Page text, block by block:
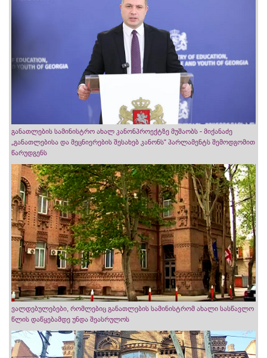
განათლების სამინისტრო ახალ კანონპროექტზე მუშაობს - მიქანაძე
„განათლებისა და მეცნიერების შესახებ კანონს“ პარლამენტს შემოდგომით
წარუდგენს
ვალდებულებები, რომლებიც განათლების სამინისტრომ ახალი სასწავლო
წლის დაწყებამდე უნდა შეასრულოს